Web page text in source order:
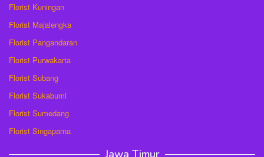
Florist Kuningan
Florist Majalengka
Florist Pangandaran
Florist Purwakarta
Florist Subang
Florist Sukabumi
Florist Sumedang
Florist Singaparna
Jawa Timur